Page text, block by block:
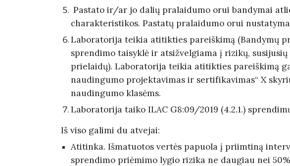
Pastato ir/ar jo dalių pralaidumo orui bandymai
charakteristikos. Pastatų pralaidumo orui
Laboratorija teikia atitikties pareiškimą (Bandymų
sprendimo taisyklė ir atsižvelgiama į rizikų,
prielaidų). Laboratorija teikia atitikties pareiškimą
naudingumo projektavimas ir sertifikavimas“ X
naudingumo klasėms.
Laboratorija taiko ILAC G8:09/2019 (4.2.1.)
Iš viso galimi du atvejai:
Atitinka. Išmatuotos vertės papuola į priimtiną
sprendimo priėmimo lygio rizika ne daugiau nei